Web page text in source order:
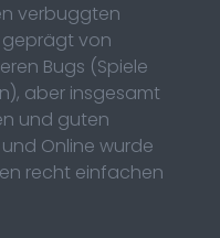
verbuggten
geprägt von
Bugs (Spiele
aber insgesamt
und guten
und Online wurde
recht einfachen